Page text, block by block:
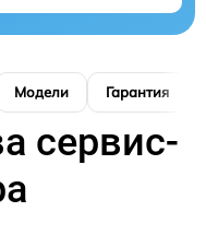
Модели Гарантия
сервис-